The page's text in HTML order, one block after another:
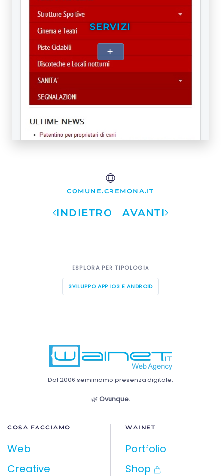
SERVIZI
+
COMUNE.CREMONA.IT
INDIETRO AVANTI
ESPLORA PER TIPOLOGIA
SVILUPPO APP IOS E ANDROID
Dal 2006 seminiamo presenza digitale.
🌿 Ovunque.
COSA FACCIAMO
Web
Creative
WAINET
Portfolio
Shop